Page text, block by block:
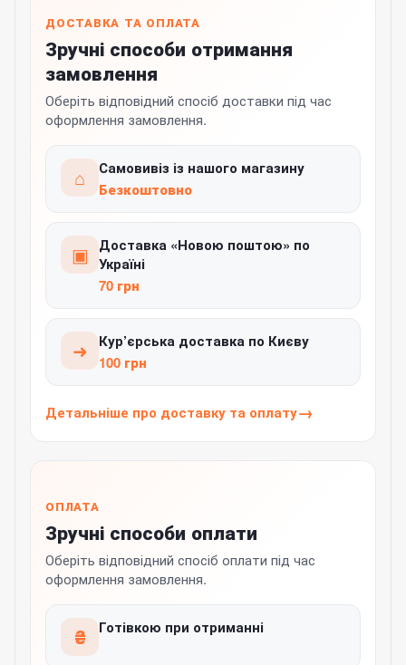
ДОСТАВКА ТА ОПЛАТА
Зручні способи отримання
замовлення
Оберіть відповідний спосіб доставки під час
оформлення замовлення.
⌂
Самовивіз із нашого магазину
Безкоштовно
▣
Доставка «Новою поштою» по
Україні
70 грн
➜
Кур’єрська доставка по Києву
100 грн
Детальніше про доставку та оплату
ОПЛАТА
Зручні способи оплати
Оберіть відповідний спосіб оплати під час
оформлення замовлення.
₴ Готівкою при отриманні